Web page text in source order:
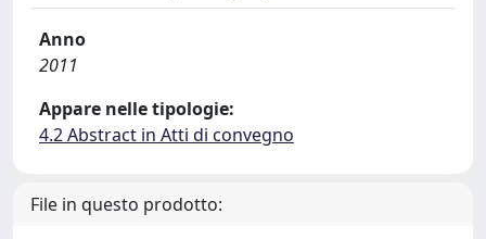
Anno
2011
Appare nelle tipologie:
4.2 Abstract in Atti di convegno
File in questo prodotto: